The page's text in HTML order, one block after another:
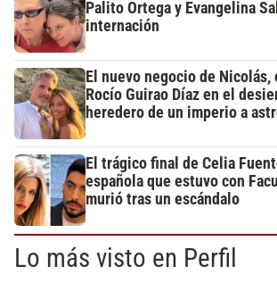
Palito Ortega y Evangelina
internación
El nuevo negocio de Nicolás,
Rocío Guirao Díaz en el
heredero de un imperio a
El trágico final de Celia
española que estuvo con
murió tras un escándalo
Lo más visto en Perfil